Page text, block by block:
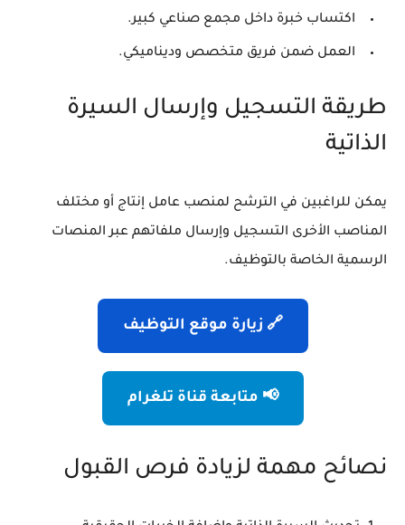
اكتساب خبرة داخل مجمع صناعي كبير.
العمل ضمن فريق متخصص وديناميكي.
طريقة التسجيل وإرسال السيرة
الذاتية
يمكن للراغبين في الترشح لمنصب عامل إنتاج أو مختلف
المناصب الأخرى التسجيل وإرسال ملفاتهم عبر المنصات
الرسمية الخاصة بالتوظيف.
🔗 زيارة موقع التوظيف
📢 متابعة قناة تلغرام
نصائح مهمة لزيادة فرص القبول